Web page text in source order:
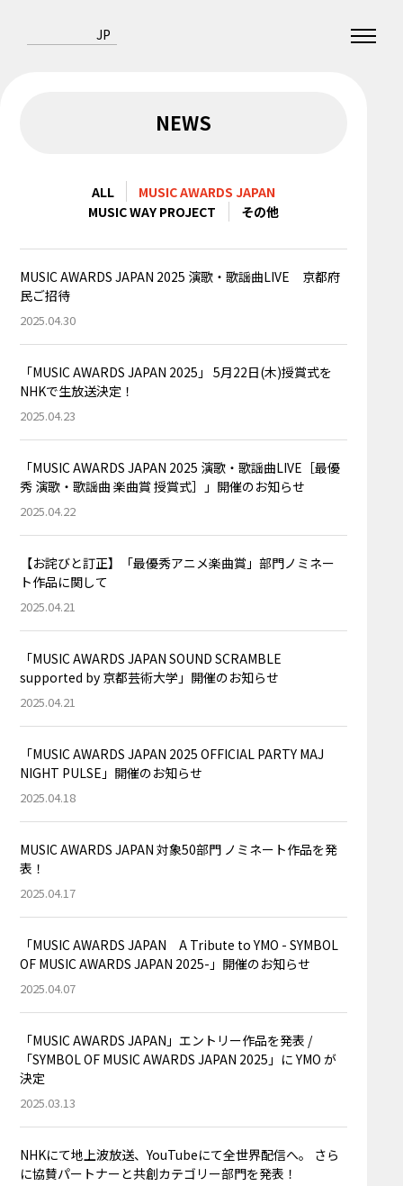
JP
NEWS
ALL
MUSIC AWARDS JAPAN
MUSIC WAY PROJECT
その他
MUSIC AWARDS JAPAN 2025 演歌・歌謡曲LIVE 京都府
民ご招待
2025.04.30
「MUSIC AWARDS JAPAN 2025」 5月22日(木)授賞式を
NHKで生放送決定！
2025.04.23
「MUSIC AWARDS JAPAN 2025 演歌・歌謡曲LIVE［最優
秀 演歌・歌謡曲 楽曲賞 授賞式］」開催のお知らせ
2025.04.22
【お詫びと訂正】「最優秀アニメ楽曲賞」部門ノミネー
ト作品に関して
2025.04.21
「MUSIC AWARDS JAPAN SOUND SCRAMBLE
supported by 京都芸術大学」開催のお知らせ
2025.04.21
「MUSIC AWARDS JAPAN 2025 OFFICIAL PARTY MAJ
NIGHT PULSE」開催のお知らせ
2025.04.18
MUSIC AWARDS JAPAN 対象50部門 ノミネート作品を発
表！
2025.04.17
「MUSIC AWARDS JAPAN A Tribute to YMO - SYMBOL
OF MUSIC AWARDS JAPAN 2025-」開催のお知らせ
2025.04.07
「MUSIC AWARDS JAPAN」エントリー作品を発表 /
「SYMBOL OF MUSIC AWARDS JAPAN 2025」に YMO が
決定
2025.03.13
NHKにて地上波放送、YouTubeにて全世界配信へ。 さら
に協賛パートナーと共創カテゴリー部門を発表！